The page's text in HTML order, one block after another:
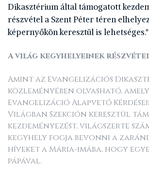
Dikasztérium által támogatott
részvétel a Szent Péter téren
képernyőkön keresztül is lehetséges."
A világ kegyhelyeinek
Amint az Evangelizációs
közleményében olvasható,
Evangelizáció Alapvető
Világban Szekción keresztül
kezdeményezést, világszerte
kegyhely fogja bevonni a
híveket a Mária-imába, hogy
pápával.